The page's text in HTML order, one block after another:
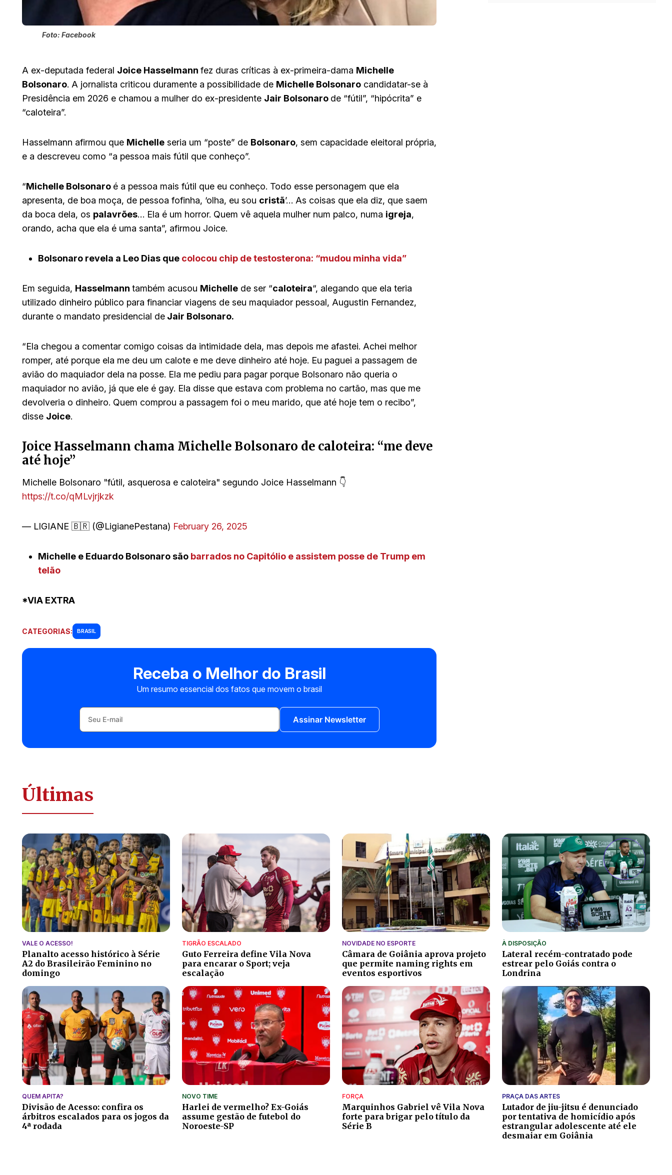
Foto: Facebook
A ex-deputada federal Joice Hasselmann fez duras críticas à ex-primeira-dama Michelle
Bolsonaro. A jornalista criticou duramente a possibilidade de Michelle Bolsonaro candidatar-se à
Presidência em 2026 e chamou a mulher do ex-presidente Jair Bolsonaro de “fútil”, “hipócrita” e
“caloteira”.
Hasselmann afirmou que Michelle seria um “poste” de Bolsonaro, sem capacidade eleitoral própria,
e a descreveu como “a pessoa mais fútil que conheço”.
“Michelle Bolsonaro é a pessoa mais fútil que eu conheço. Todo esse personagem que ela
apresenta, de boa moça, de pessoa fofinha, ‘olha, eu sou cristã’… As coisas que ela diz, que saem
da boca dela, os palavrões… Ela é um horror. Quem vê aquela mulher num palco, numa igreja,
orando, acha que ela é uma santa”, afirmou Joice.
Bolsonaro revela a Leo Dias que colocou chip de testosterona: “mudou minha vida”
Em seguida, Hasselmann também acusou Michelle de ser “caloteira“, alegando que ela teria
utilizado dinheiro público para financiar viagens de seu maquiador pessoal, Augustin Fernandez,
durante o mandato presidencial de Jair Bolsonaro.
“Ela chegou a comentar comigo coisas da intimidade dela, mas depois me afastei. Achei melhor
romper, até porque ela me deu um calote e me deve dinheiro até hoje. Eu paguei a passagem de
avião do maquiador dela na posse. Ela me pediu para pagar porque Bolsonaro não queria o
maquiador no avião, já que ele é gay. Ela disse que estava com problema no cartão, mas que me
devolveria o dinheiro. Quem comprou a passagem foi o meu marido, que até hoje tem o recibo”,
disse Joice.
Joice Hasselmann chama Michelle Bolsonaro de caloteira: “me deve
até hoje”
Michelle Bolsonaro "fútil, asquerosa e caloteira" segundo Joice Hasselmann 👇
https://t.co/qMLvjrjkzk
— LIGIANE 🇧🇷 (@LigianePestana) February 26, 2025
Michelle e Eduardo Bolsonaro são barrados no Capitólio e assistem posse de Trump em
telão
*VIA EXTRA
CATEGORIAS: BRASIL
Receba o Melhor do Brasil
Um resumo essencial dos fatos que movem o brasil
Assinar Newsletter
Últimas
VALE O ACESSO!
Planalto acesso histórico à Série
A2 do Brasileirão Feminino no
domingo
TIGRÃO ESCALADO
Guto Ferreira define Vila Nova
para encarar o Sport; veja
escalação
NOVIDADE NO ESPORTE
Câmara de Goiânia aprova projeto
que permite naming rights em
eventos esportivos
À DISPOSIÇÃO
Lateral recém-contratado pode
estrear pelo Goiás contra o
Londrina
QUEM APITA?
Divisão de Acesso: confira os
árbitros escalados para os jogos da
4ª rodada
NOVO TIME
Harlei de vermelho? Ex-Goiás
assume gestão de futebol do
Noroeste-SP
FORÇA
Marquinhos Gabriel vê Vila Nova
forte para brigar pelo título da
Série B
PRAÇA DAS ARTES
Lutador de jiu-jitsu é denunciado
por tentativa de homicídio após
estrangular adolescente até ele
desmaiar em Goiânia